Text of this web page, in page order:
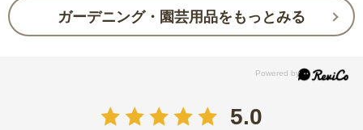
ガーデニング・園芸用品をもっとみる
5.0